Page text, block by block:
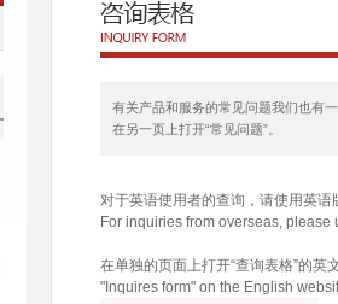
有关产品和服务的常见问题我们也有
在另一页上打开“常见问题”。
对于英语使用者的查询，请使用英语
For inquiries from overseas,
在单独的页面上打开“查询表格”的英
"Inquires form" on the English